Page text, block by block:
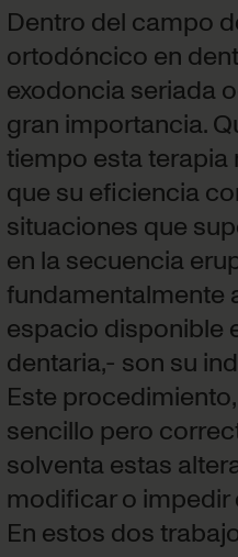
Dentro del campo
ortodóncico en
exodoncia seriada
gran importancia.
tiempo esta terapia
que su eficiencia
situaciones que
en la secuencia
fundamentalmente
espacio disponible
dentaria,- son su
Este
sencillo pero
solventa estas
modificar o
En estos dos